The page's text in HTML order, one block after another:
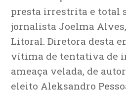
presta irrestrita e total
jornalista Joelma
Litoral. Diretora desta
vítima de tentativa de
ameaça velada, de
eleito Aleksandro